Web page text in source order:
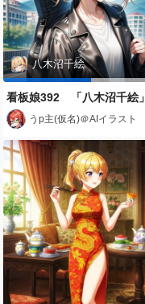
八木沼千絵
看板娘392 「八木沼千絵」
うp主(仮名)＠AIイラスト